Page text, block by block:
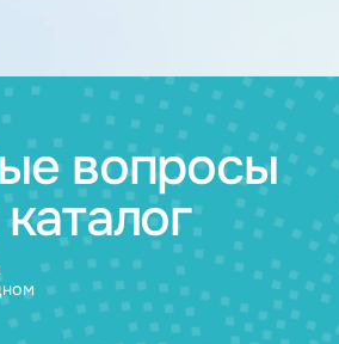
Зарядные
устройства